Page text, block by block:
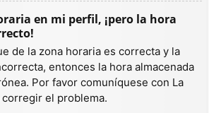
en mi perfil, ¡pero la hora
de la zona horaria es correcta y la
entonces la hora almacenada
Por favor comuníquese con La
el problema.